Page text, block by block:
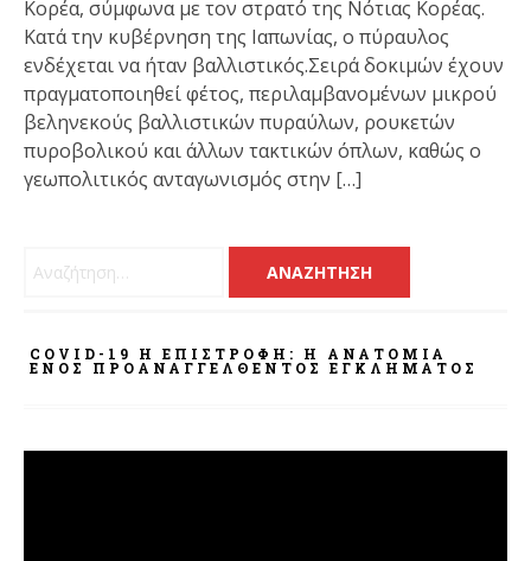
Κορέα, σύμφωνα με τον στρατό της Νότιας Κορέας.
Κατά την κυβέρνηση της Ιαπωνίας, ο πύραυλος
ενδέχεται να ήταν βαλλιστικός.Σειρά δοκιμών έχουν
πραγματοποιηθεί φέτος, περιλαμβανομένων μικρού
βεληνεκούς βαλλιστικών πυραύλων, ρουκετών
πυροβολικού και άλλων τακτικών όπλων, καθώς ο
γεωπολιτικός ανταγωνισμός στην […]
Αναζήτηση για:
COVID-19 Η ΕΠΙΣΤΡΟΦΗ: Η ΑΝΑΤΟΜΊΑ
ΕΝΌΣ ΠΡΟΑΝΑΓΓΕΛΘΈΝΤΟΣ ΕΓΚΛΉΜΑΤΟΣ